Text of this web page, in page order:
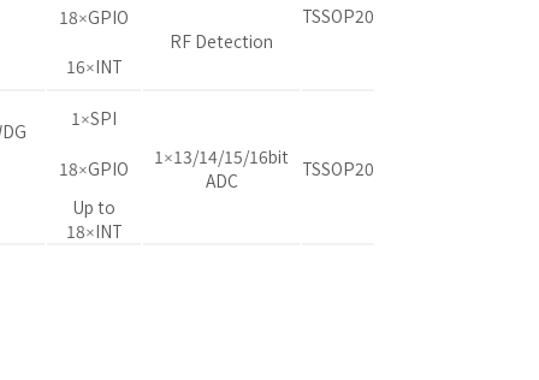
TSSOP20
18×GPIO
RF Detection
16×INT
1×SPI
1×13/14/15/16bit
ADC
TSSOP20
18×GPIO
Up to
18×INT